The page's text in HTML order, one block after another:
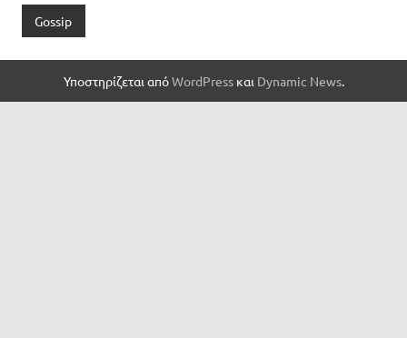
Gossip
Υποστηρίζεται απόWordPressκαι Dynamic News.